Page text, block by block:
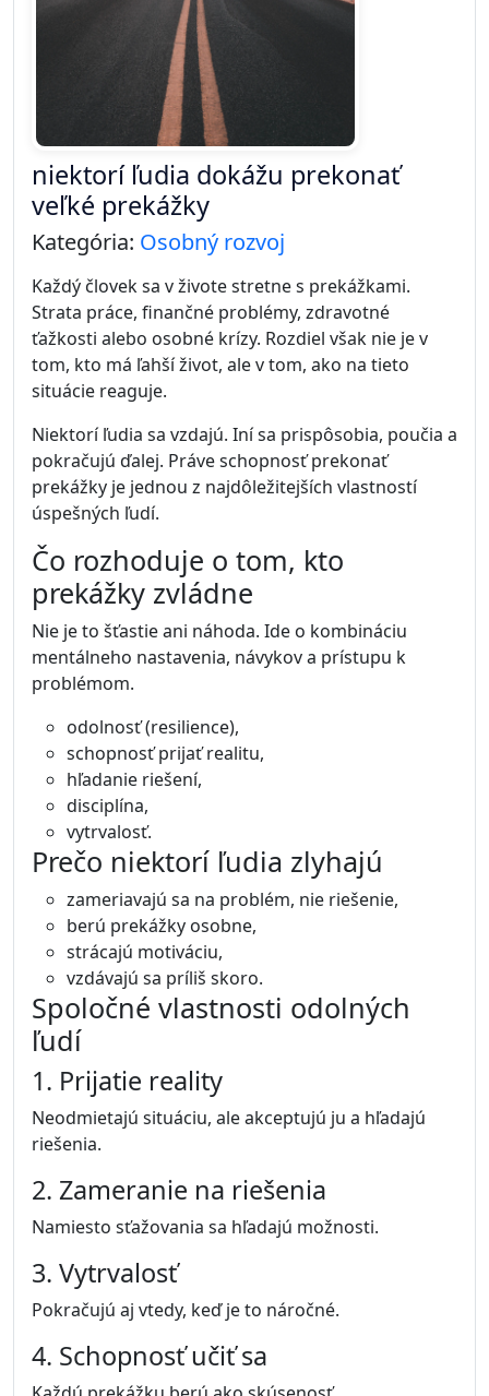
niektorí ľudia dokážu prekonať
veľké prekážky
Kategória: Osobný rozvoj
Každý človek sa v živote stretne s prekážkami.
Strata práce, finančné problémy, zdravotné
ťažkosti alebo osobné krízy. Rozdiel však nie je v
tom, kto má ľahší život, ale v tom, ako na tieto
situácie reaguje.
Niektorí ľudia sa vzdajú. Iní sa prispôsobia, poučia a
pokračujú ďalej. Práve schopnosť prekonať
prekážky je jednou z najdôležitejších vlastností
úspešných ľudí.
Čo rozhoduje o tom, kto
prekážky zvládne
Nie je to šťastie ani náhoda. Ide o kombináciu
mentálneho nastavenia, návykov a prístupu k
problémom.
odolnosť (resilience),
schopnosť prijať realitu,
hľadanie riešení,
disciplína,
vytrvalosť.
Prečo niektorí ľudia zlyhajú
zameriavajú sa na problém, nie riešenie,
berú prekážky osobne,
strácajú motiváciu,
vzdávajú sa príliš skoro.
Spoločné vlastnosti odolných
ľudí
1. Prijatie reality
Neodmietajú situáciu, ale akceptujú ju a hľadajú
riešenia.
2. Zameranie na riešenia
Namiesto sťažovania sa hľadajú možnosti.
3. Vytrvalosť
Pokračujú aj vtedy, keď je to náročné.
4. Schopnosť učiť sa